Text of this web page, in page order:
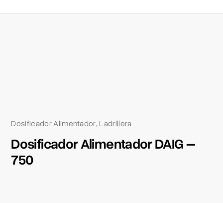
Dosificador Alimentador, Ladrillera
Dosificador Alimentador DAIG –
750